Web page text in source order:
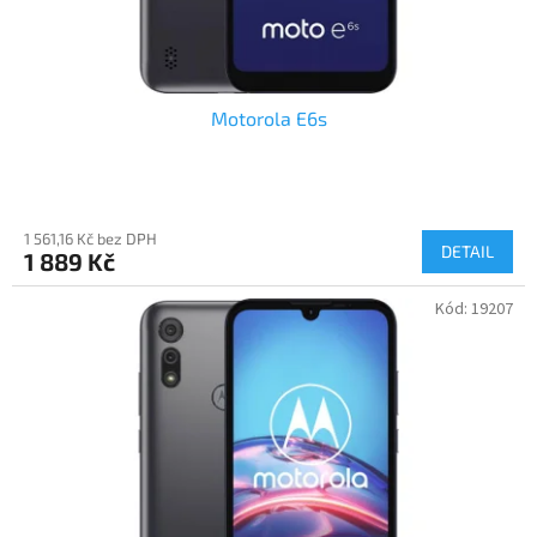
Motorola E6s
1 561,16 Kč bez DPH
1 889 Kč DETAIL
Kód: 19207